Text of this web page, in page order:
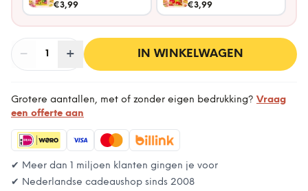
€3,99
gram)
€3,99
− Aantal
1 + IN WINKELWAGEN
Grotere aantallen, met of zonder eigen bedrukking? Vraag
een offerte aan
✔ Meer dan 1 miljoen klanten gingen je voor
✔ Nederlandse cadeaushop sinds 2008